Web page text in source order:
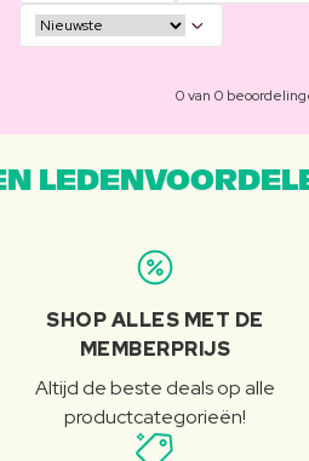
0 van 0
SHOP ALLES MET DE
MEMBERPRIJS
Altijd de beste deals op alle
productcategorieën!